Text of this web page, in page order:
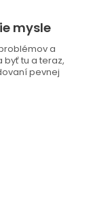
mysle
a
tu a teraz,
pevnej